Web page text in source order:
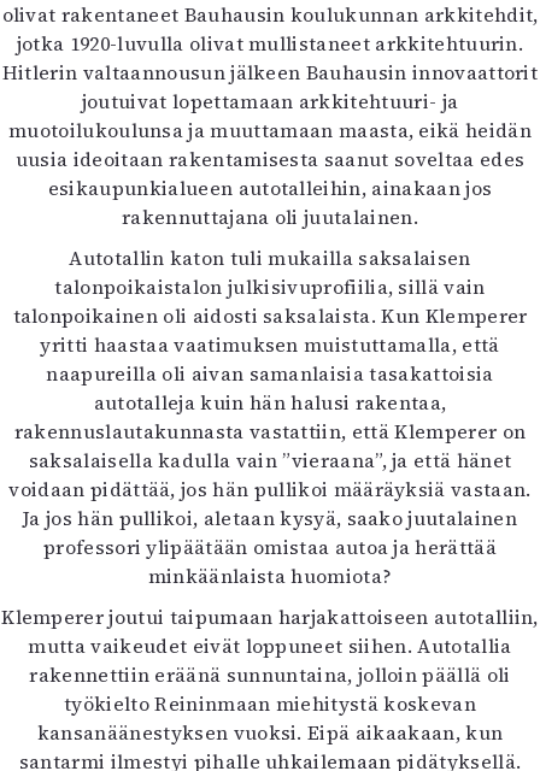
olivat rakentaneet Bauhausin koulukunnan arkkitehdit,
jotka 1920-luvulla olivat mullistaneet arkkitehtuurin.
Hitlerin valtaannousun jälkeen Bauhausin innovaattorit
joutuivat lopettamaan arkkitehtuuri- ja
muotoilukoulunsa ja muuttamaan maasta, eikä heidän
uusia ideoitaan rakentamisesta saanut soveltaa edes
esikaupunkialueen autotalleihin, ainakaan jos
rakennuttajana oli juutalainen.
Autotallin katon tuli mukailla saksalaisen
talonpoikaistalon julkisivuprofiilia, sillä vain
talonpoikainen oli aidosti saksalaista. Kun Klemperer
yritti haastaa vaatimuksen muistuttamalla, että
naapureilla oli aivan samanlaisia tasakattoisia
autotalleja kuin hän halusi rakentaa,
rakennuslautakunnasta vastattiin, että Klemperer on
saksalaisella kadulla vain ”vieraana”, ja että hänet
voidaan pidättää, jos hän pullikoi määräyksiä vastaan.
Ja jos hän pullikoi, aletaan kysyä, saako juutalainen
professori ylipäätään omistaa autoa ja herättää
minkäänlaista huomiota?
Klemperer joutui taipumaan harjakattoiseen autotalliin,
mutta vaikeudet eivät loppuneet siihen. Autotallia
rakennettiin eräänä sunnuntaina, jolloin päällä oli
työkielto Reininmaan miehitystä koskevan
kansanäänestyksen vuoksi. Eipä aikaakaan, kun
santarmi ilmestyi pihalle uhkailemaan pidätyksellä.